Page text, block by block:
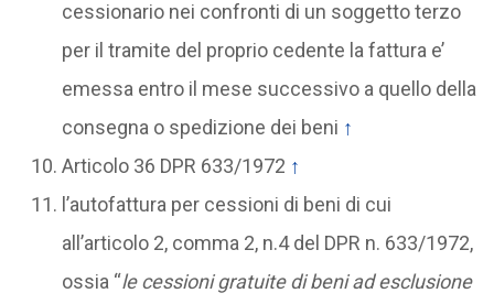
cessionario nei confronti di un soggetto terzo
per il tramite del proprio cedente la fattura e’
emessa entro il mese successivo a quello della
consegna o spedizione dei beni ↑
Articolo 36 DPR 633/1972 ↑
l’autofattura per cessioni di beni di cui
all’articolo 2, comma 2, n.4 del DPR n. 633/1972,
ossia “le cessioni gratuite di beni ad esclusione